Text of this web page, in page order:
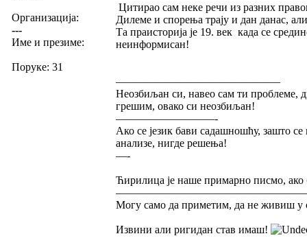
Организација:
---
Име и презиме:
Поруке: 31
Цитирао сам неке речи из разних
Дилеме и спорења трају и дан данас,
Та праисторија је 19. век када се
неинформисан!
———————————————
Неозбиљан си, навео сам ти проблеме,
грешим, овако си неозбиљан!
—————————-
Ако се језик бави садашношћу, зашто
анализе, нигде решења!
—-
Ћирилица је наше примарно писмо,
Могу само да приметим, да не живиш у
Извини али ригидан став имаш!